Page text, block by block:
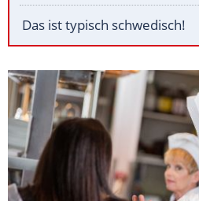
Das ist typisch schwedisch!